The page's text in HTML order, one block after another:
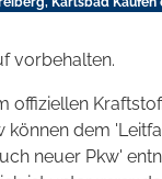
vorbehalten.
offiziellen
dem
neuer Pkw'